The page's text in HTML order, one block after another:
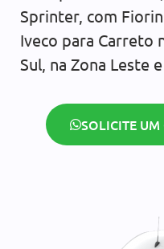
Sprinter, com
Iveco para Carreto
Sul, na Zona Leste
SOLICITE UM